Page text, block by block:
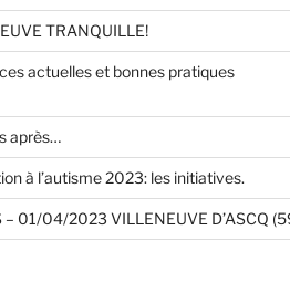
TRANQUILLE!
actuelles et bonnes pratiques
après…
à l’autisme 2023: les initiatives.
– 01/04/2023 VILLENEUVE D’ASCQ